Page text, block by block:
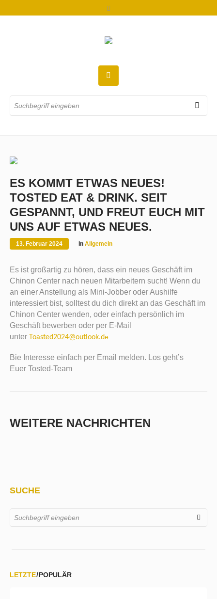
ES KOMMT ETWAS NEUES!
TOSTED EAT & DRINK. SEIT
GESPANNT, UND FREUT EUCH MIT
UNS AUF ETWAS NEUES.
13. Februar 2024 In Allgemein
Es ist großartig zu hören, dass ein neues Geschäft im
Chinon Center nach neuen Mitarbeitern sucht! Wenn du
an einer Anstellung als Mini-Jobber oder Aushilfe
interessiert bist, solltest du dich direkt an das Geschäft im
Chinon Center wenden, oder einfach persönlich im
Geschäft bewerben oder per E-Mail
unter Toasted2024@outlook.de
Bie Interesse einfach per Email melden. Los geht’s
Euer Tosted-Team
WEITERE NACHRICHTEN
SUCHE
LETZTE POPULÄR